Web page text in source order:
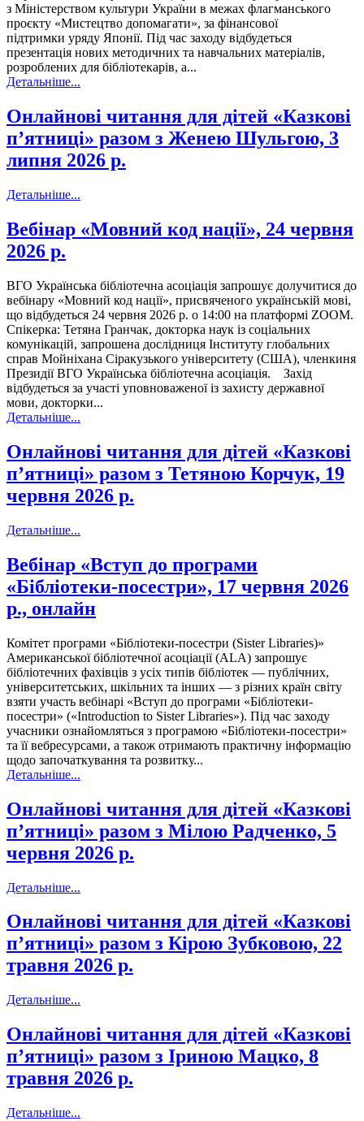
з Міністерством культури України в межах флагманського
проєкту «Мистецтво допомагати», за фінансової
підтримки уряду Японії. Під час заходу відбудеться
презентація нових методичних та навчальних матеріалів,
розроблених для бібліотекарів, а...
Детальніше...
Онлайнові читання для дітей «Казкові
пʼятниці» разом з Женею Шульгою, 3
липня 2026 р.
Детальніше...
Вебінар «Мовний код нації», 24 червня
2026 р.
ВГО Українська бібліотечна асоціація запрошує долучитися до
вебінару «Мовний код нації», присвяченого українській мові,
що відбудеться 24 червня 2026 р. о 14:00 на платформі ZOOM.
Спікерка: Тетяна Гранчак, докторка наук із соціальних
комунікацій, запрошена дослідниця Інституту глобальних
справ Мойніхана Сіракузького університету (США), членкиня
Президії ВГО Українська бібліотечна асоціація. Захід
відбудеться за участі уповноваженої із захисту державної
мови, докторки...
Детальніше...
Онлайнові читання для дітей «Казкові
пʼятниці» разом з Тетяною Корчук, 19
червня 2026 р.
Детальніше...
Вебінар «Вступ до програми
«Бібліотеки-посестри», 17 червня 2026
р., онлайн
Комітет програми «Бібліотеки-посестри (Sister Libraries)»
Американської бібліотечної асоціації (ALA) запрошує
бібліотечних фахівців з усіх типів бібліотек — публічних,
університетських, шкільних та інших — з різних країн світу
взяти участь вебінарі «Вступ до програми «Бібліотеки-
посестри» («Introduction to Sister Libraries»). Під час заходу
учасники ознайомляться з програмою «Бібліотеки-посестри»
та її вебресурсами, а також отримають практичну інформацію
щодо започаткування та розвитку...
Детальніше...
Онлайнові читання для дітей «Казкові
пʼятниці» разом з Мілою Радченко, 5
червня 2026 р.
Детальніше...
Онлайнові читання для дітей «Казкові
пʼятниці» разом з Кірою Зубковою, 22
травня 2026 р.
Детальніше...
Онлайнові читання для дітей «Казкові
пʼятниці» разом з Іриною Мацко, 8
травня 2026 р.
Детальніше...